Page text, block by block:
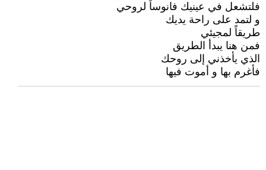
فلتشعل في عينيك فانوساً لروحي
و لتمد على راحة يديك
طريقاً لمجيئي
فمن هنا يبدأ الطريق
الذي يأخذني إلى روحك
فأغرم بها و أموت فيها